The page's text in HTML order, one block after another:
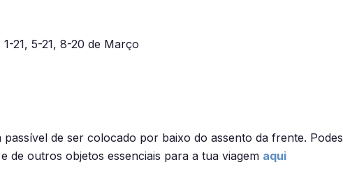
21, 5-21, 8-20 de Março
de ser colocado por baixo do assento da frente. Podes
e de outros objetos essenciais para a tua viagem aqui